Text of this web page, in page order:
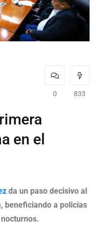
0 833
en el
da un paso decisivo al
beneficiando a policías